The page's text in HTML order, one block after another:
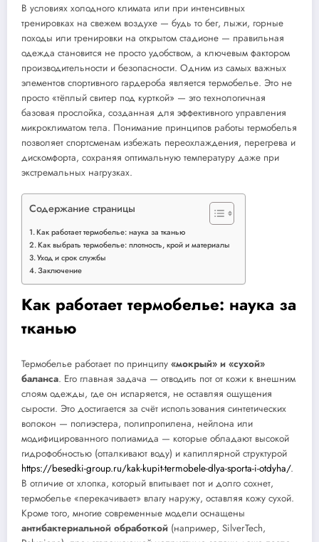
В условиях холодного климата или при интенсивных
тренировках на свежем воздухе — будь то бег, лыжи, горные
походы или тренировки на открытом стадионе — правильная
одежда становится не просто удобством, а ключевым фактором
производительности и безопасности. Одним из самых важных
элементов спортивного гардероба является термобелье. Это не
просто «тёплый свитер под курткой» — это технологичная
базовая прослойка, созданная для эффективного управления
микроклиматом тела. Понимание принципов работы термобелья
позволяет спортсменам избежать переохлаждения, перегрева и
дискомфорта, сохраняя оптимальную температуру даже при
экстремальных нагрузках.
Содержание страницы
Как работает термобелье: наука за тканью
Как выбрать термобелье: плотность, крой и материалы
Уход и срок службы
Заключение
Как работает термобелье: наука за
тканью
Термобелье работает по принципу «мокрый» и «сухой»
баланса. Его главная задача — отводить пот от кожи к внешним
слоям одежды, где он испаряется, не оставляя ощущения
сырости. Это достигается за счёт использования синтетических
волокон — полиэстера, полипропилена, нейлона или
модифицированного полиамида — которые обладают высокой
гидрофобностью (отталкивают воду) и капиллярной структурой
https://besedki-group.ru/kak-kupit-termobele-dlya-sporta-i-otdyha/.
В отличие от хлопка, который впитывает пот и долго сохнет,
термобелье «перекачивает» влагу наружу, оставляя кожу сухой.
Кроме того, многие современные модели оснащены
антибактериальной обработкой (например, SilverTech,